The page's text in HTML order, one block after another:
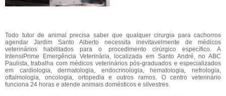
Todo tutor de animal precisa saber que qualquer cirurgia para cachorros
agendar Jardim Santo Alberto necessita inevitavelmente de médicos
veterinários habilitados para o procedimento cirúrgico específico. A
IntensiPrime Emergência Veterinária, localizada em Santo André, no ABC
Paulista, trabalha com médicos veterinários pós-graduados e especializados
em cardiologia, dermatologia, endocrinologia, hematologia, nefrologia,
oftalmologia, oncologia, ortopedia e outros ramos. O centro veterinário
funciona 24 horas e atende animais domésticos e silvestres.